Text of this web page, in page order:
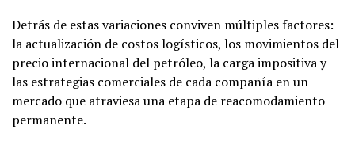
Detrás de estas variaciones conviven múltiples factores:
la actualización de costos logísticos, los movimientos del
precio internacional del petróleo, la carga impositiva y
las estrategias comerciales de cada compañía en un
mercado que atraviesa una etapa de reacomodamiento
permanente.